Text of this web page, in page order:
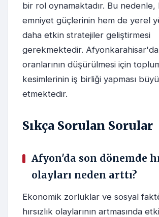
bir rol oynamaktadır. Bu nedenle,
emniyet güçlerinin hem de yerel
daha etkin stratejiler geliştirmesi
gerekmektedir.
oranlarının düşürülmesi için
kesimlerinin iş birliği yapması
etmektedir.
Sıkça Sorulan Sorular
Afyon'da son dönemde
olayları neden arttı?
Ekonomik zorluklar ve sosyal
hırsızlık olaylarının artmasında